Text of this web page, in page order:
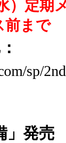
）定期
前まで
sp/
」発売